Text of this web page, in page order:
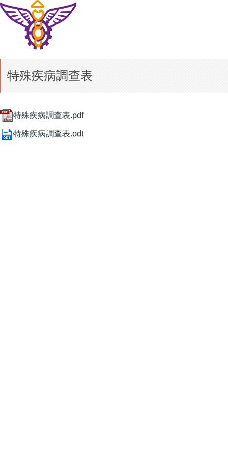
特殊疾病調查表
特殊疾病調查表.pdf
特殊疾病調查表.odt